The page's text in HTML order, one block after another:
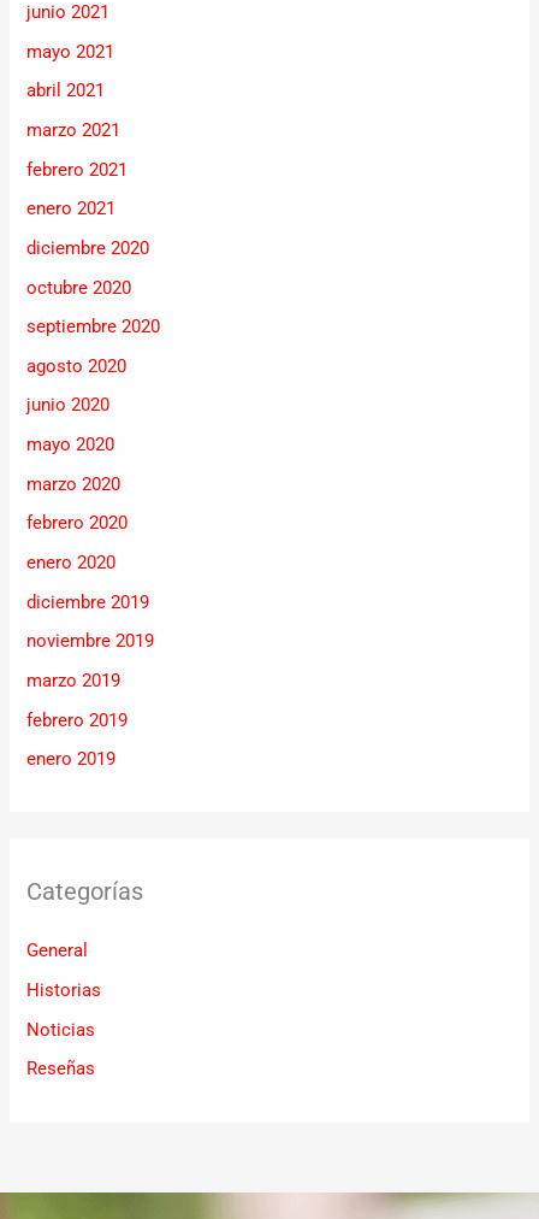
junio 2021
mayo 2021
abril 2021
marzo 2021
febrero 2021
enero 2021
diciembre 2020
octubre 2020
septiembre 2020
agosto 2020
junio 2020
mayo 2020
marzo 2020
febrero 2020
enero 2020
diciembre 2019
noviembre 2019
marzo 2019
febrero 2019
enero 2019
Categorías
General
Historias
Noticias
Reseñas